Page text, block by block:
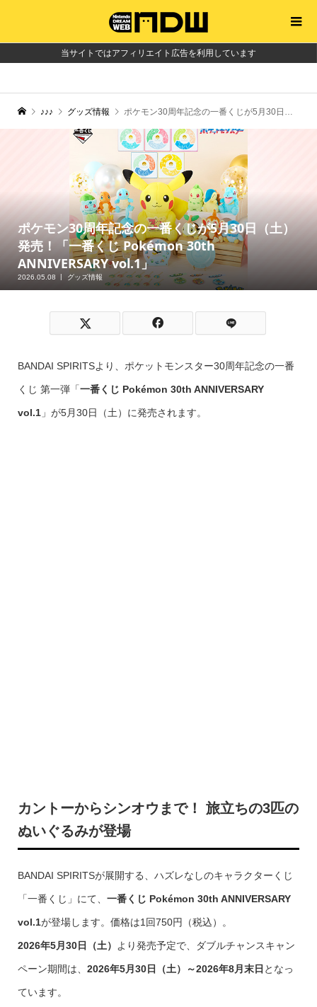
当サイトではアフィリエイト広告を利用しています
♪♪♪ グッズ情報 ポケモン30周年記念の一番くじが5月30日（土）発売！「一番くじ Pokémon 30th ANNIVERSARY vol.1」
ポケモン30周年記念の一番くじが5月30日（土）
発売！「一番くじ Pokémon 30th
ANNIVERSARY vol.1」
2026.05.08 グッズ情報
BANDAI SPIRITSより、ポケットモンスター30周年記念の一番
くじ 第一弾「一番くじ Pokémon 30th ANNIVERSARY
vol.1」が5月30日（土）に発売されます。
カントーからシンオウまで！ 旅立ちの3匹の
ぬいぐるみが登場
BANDAI SPIRITSが展開する、ハズレなしのキャラクターくじ
「一番くじ」にて、 一番くじ Pokémon 30th ANNIVERSARY
vol.1が登場します。価格は1回750円（税込）。
2026年5月30日（土） より発売予定で、ダブルチャンスキャン
ペーン期間は、 2026年5月30日（土）～2026年8月末日 となっ
ています。